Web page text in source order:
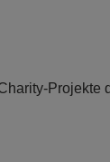
Projekte